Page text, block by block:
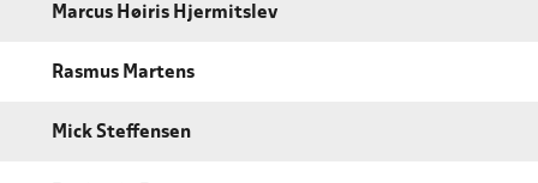
Marcus Høiris Hjermitslev
Rasmus Martens
Mick Steffensen